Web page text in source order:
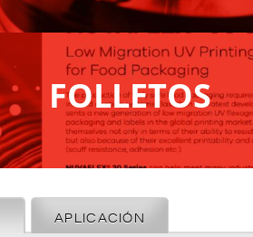
FOLLETOS
APLICACIÓN